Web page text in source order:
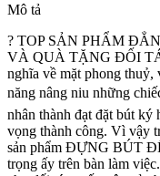
Mô tả
?️ TOP SẢN PHẨM
VÀ QUÀ TẶNG ĐỐI
nghĩa về mặt phong
năng nâng niu những
nhân thành đạt đặt bút ký
vọng thành công. Vì vậy
sản phẩm ĐỰNG BÚT
trọng ấy trên bàn làm